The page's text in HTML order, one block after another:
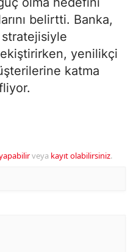
belirtti. Banka,
yenilikçi
katma
veya kayıt olabilirsiniz.